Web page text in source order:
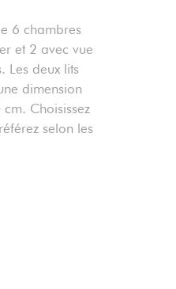
6 chambres
et 2 avec vue
Les deux lits
dimension
Choisissez
selon les